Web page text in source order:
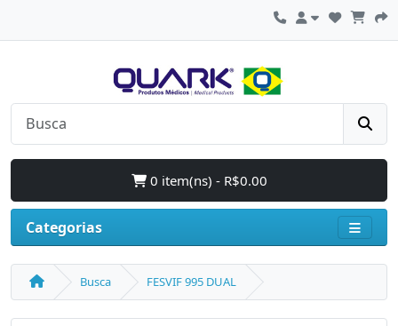
0 item(ns) - R$0.00
Categorias
Busca FESVIF 995 DUAL